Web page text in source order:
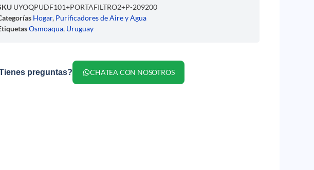
UYOQPUDF101+PORTAFILTRO2+P-209200
Hogar, Purificadores de Aire y Agua
Osmoaqua, Uruguay
preguntas? CHATEA CON NOSOTROS